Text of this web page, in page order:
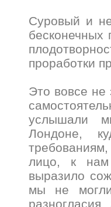
Суровый и
бесконечных
проработки
Это вовсе не
услышали
Лондоне,
лицо, к нам
выразило
мы не могли